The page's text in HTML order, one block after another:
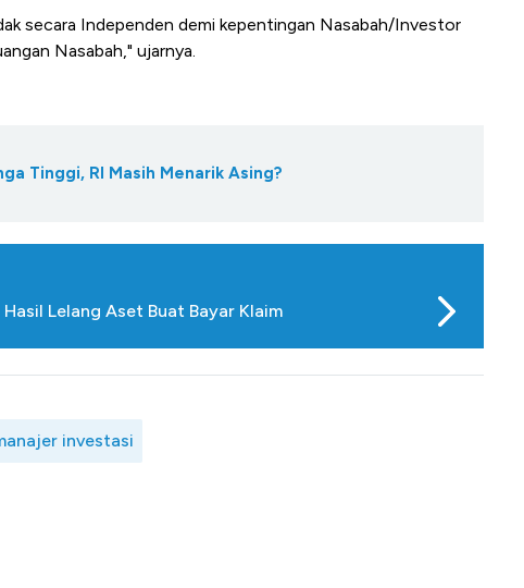
secara Independen demi kepentingan Nasabah/Investor
Nasabah," ujarnya.
Tinggi, RI Masih Menarik Asing?
Lelang Aset Buat Bayar Klaim
investasi